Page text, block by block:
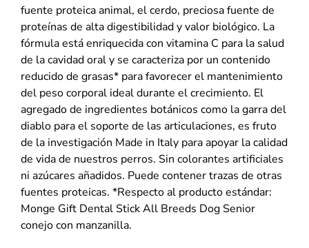
fuente proteica animal, el cerdo, preciosa fuente de
proteínas de alta digestibilidad y valor biológico. La
fórmula está enriquecida con vitamina C para la salud
de la cavidad oral y se caracteriza por un contenido
reducido de grasas* para favorecer el mantenimiento
del peso corporal ideal durante el crecimiento. El
agregado de ingredientes botánicos como la garra del
diablo para el soporte de las articulaciones, es fruto
de la investigación Made in Italy para apoyar la calidad
de vida de nuestros perros. Sin colorantes artificiales
ni azúcares añadidos. Puede contener trazas de otras
fuentes proteicas. *Respecto al producto estándar:
Monge Gift Dental Stick All Breeds Dog Senior
conejo con manzanilla.